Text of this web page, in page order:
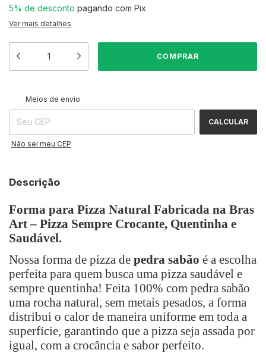
5% de desconto pagando com Pix
Ver mais detalhes
Entregas para o CEP:
Meios de envio
CALCULAR
Não sei meu CEP
Descrição
Forma para Pizza Natural Fabricada na Bras
Art – Pizza Sempre Crocante, Quentinha e
Saudável.
Nossa forma de pizza de pedra sabão é a escolha
perfeita para quem busca uma pizza saudável e
sempre quentinha! Feita 100% com pedra sabão
uma rocha natural, sem metais pesados, a forma
distribui o calor de maneira uniforme em toda a
superfície, garantindo que a pizza seja assada por
igual, com a crocância e sabor perfeito.